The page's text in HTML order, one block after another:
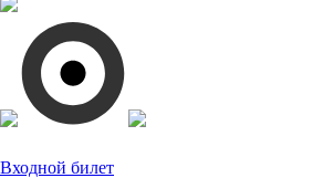
Входной билет